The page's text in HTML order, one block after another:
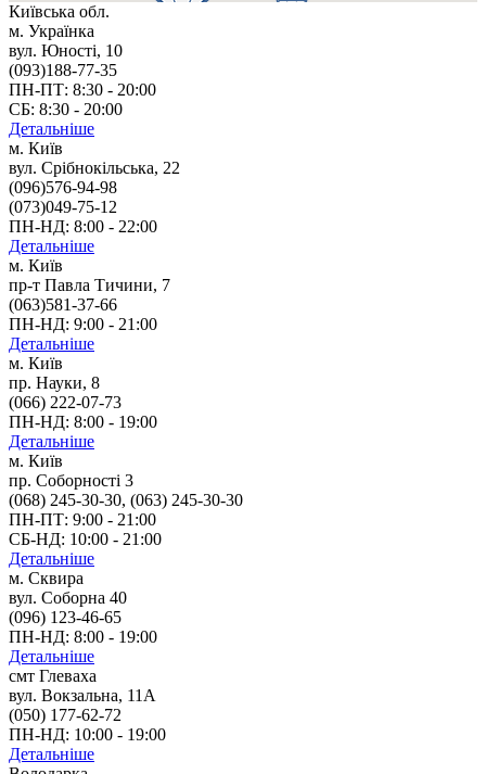
Київська обл.
м. Українка
вул. Юності, 10
(093)188-77-35
ПН-ПТ: 8:30 - 20:00
СБ: 8:30 - 20:00
Детальніше
м. Київ
вул. Срібнокільська, 22
(096)576-94-98
(073)049-75-12
ПН-НД: 8:00 - 22:00
Детальніше
м. Київ
пр-т Павла Тичини, 7
(063)581-37-66
ПН-НД: 9:00 - 21:00
Детальніше
м. Київ
пр. Науки, 8
(066) 222-07-73
ПН-НД: 8:00 - 19:00
Детальніше
м. Київ
пр. Соборності 3
(068) 245-30-30, (063) 245-30-30
ПН-ПТ: 9:00 - 21:00
СБ-НД: 10:00 - 21:00
Детальніше
м. Сквира
вул. Соборна 40
(096) 123-46-65
ПН-НД: 8:00 - 19:00
Детальніше
смт Глеваха
вул. Вокзальна, 11А
(‎050) 177-62-72
ПН-НД: 10:00 - 19:00
Детальніше